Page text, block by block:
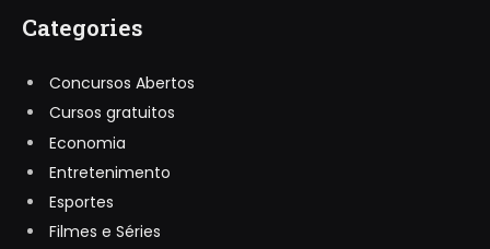
Categories
Concursos Abertos
Cursos gratuitos
Economia
Entretenimento
Esportes
Filmes e Séries